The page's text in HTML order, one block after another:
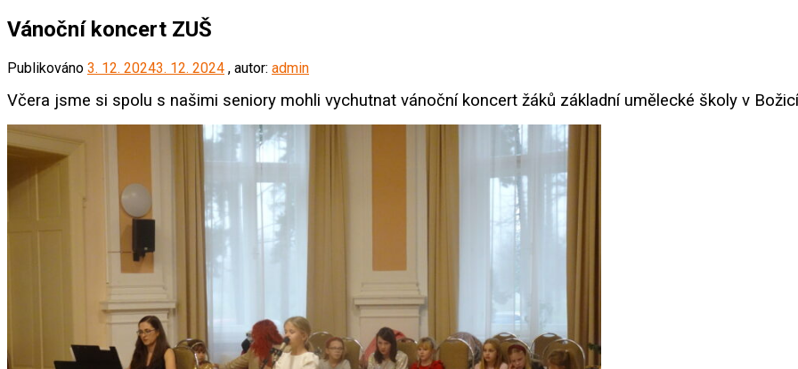
Vánoční koncert ZUŠ
Publikováno 3. 12. 20243. 12. 2024 , autor: admin
Včera jsme si spolu s našimi seniory mohli vychutnat vánoční koncert žáků základní umělecké školy v